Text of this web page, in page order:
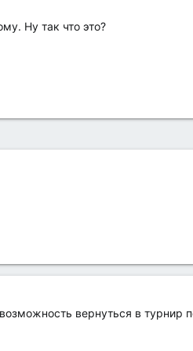
Ну так что это?
вернуться в турнир